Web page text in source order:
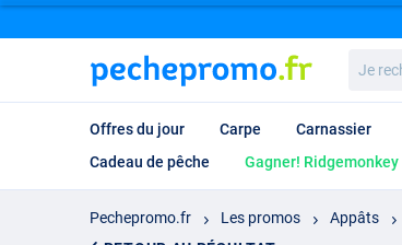
Offres du jour Carpe Carnassier
Cadeau de pêche
Gagner!
Pechepromo.fr Les promos Appâts